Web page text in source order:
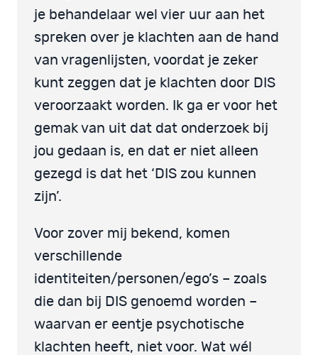
je behandelaar wel vier uur aan het
spreken over je klachten aan de hand
van vragenlijsten, voordat je zeker
kunt zeggen dat je klachten door DIS
veroorzaakt worden. Ik ga er voor het
gemak van uit dat dat onderzoek bij
jou gedaan is, en dat er niet alleen
gezegd is dat het ‘DIS zou kunnen
zijn’.
Voor zover mij bekend, komen
verschillende
identiteiten/personen/ego’s – zoals
die dan bij DIS genoemd worden –
waarvan er eentje psychotische
klachten heeft, niet voor. Wat wél